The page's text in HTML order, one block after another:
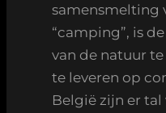
samensmelting
“camping”, is
van de natuur
te leveren op
België zijn er